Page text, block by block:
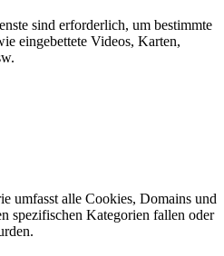
sind erforderlich, um bestimmte
eingebettete Videos, Karten,
umfasst alle Cookies, Domains und
spezifischen Kategorien fallen oder